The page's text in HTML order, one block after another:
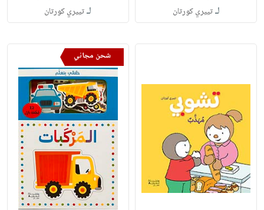
لـتييري كورتان لـتييري كورتان
شحن مجاني